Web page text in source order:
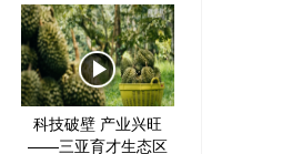
科技破壁 产业兴旺
——三亚育才生态区